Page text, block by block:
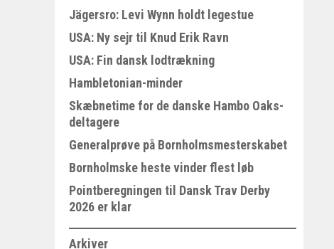
Jägersro: Levi Wynn holdt legestue
USA: Ny sejr til Knud Erik Ravn
USA: Fin dansk lodtrækning
Hambletonian-minder
Skæbnetime for de danske Hambo Oaks-
deltagere
Generalprøve på Bornholmsmesterskabet
Bornholmske heste vinder flest løb
Pointberegningen til Dansk Trav Derby
2026 er klar
Arkiver